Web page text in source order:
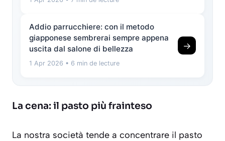
Addio parrucchiere: con il metodo
giapponese sembrerai sempre appena
uscita dal salone di bellezza
1 Apr 2026 • 6 min de lecture
→
La cena: il pasto più frainteso
La nostra società tende a concentrare il pasto